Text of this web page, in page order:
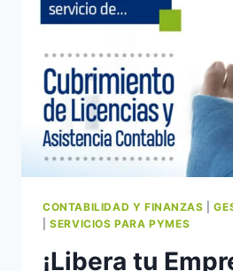
CONTABILIDAD Y FINANZAS |
|SERVICIOS PARA PYMES
¡Libera tu